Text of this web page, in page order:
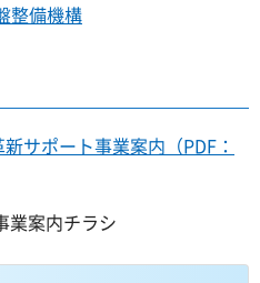
整備機構
サポート事業案内（PDF：
業案内チラシ